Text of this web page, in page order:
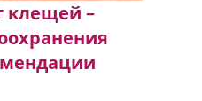
клещей –